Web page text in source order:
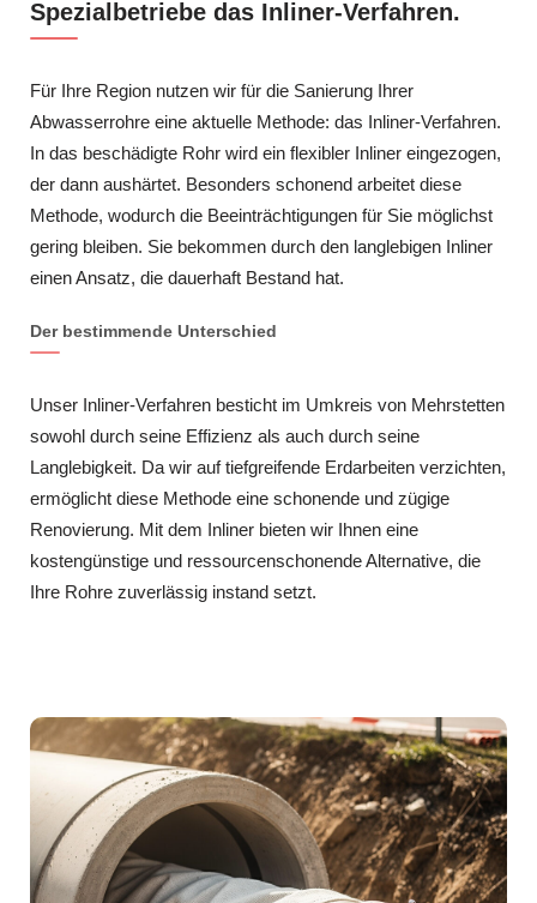
Spezialbetriebe das Inliner-Verfahren.
Für Ihre Region nutzen wir für die Sanierung Ihrer
Abwasserrohre eine aktuelle Methode: das Inliner-Verfahren.
In das beschädigte Rohr wird ein flexibler Inliner eingezogen,
der dann aushärtet. Besonders schonend arbeitet diese
Methode, wodurch die Beeinträchtigungen für Sie möglichst
gering bleiben. Sie bekommen durch den langlebigen Inliner
einen Ansatz, die dauerhaft Bestand hat.
Der bestimmende Unterschied
Unser Inliner-Verfahren besticht im Umkreis von Mehrstetten
sowohl durch seine Effizienz als auch durch seine
Langlebigkeit. Da wir auf tiefgreifende Erdarbeiten verzichten,
ermöglicht diese Methode eine schonende und zügige
Renovierung. Mit dem Inliner bieten wir Ihnen eine
kostengünstige und ressourcenschonende Alternative, die
Ihre Rohre zuverlässig instand setzt.